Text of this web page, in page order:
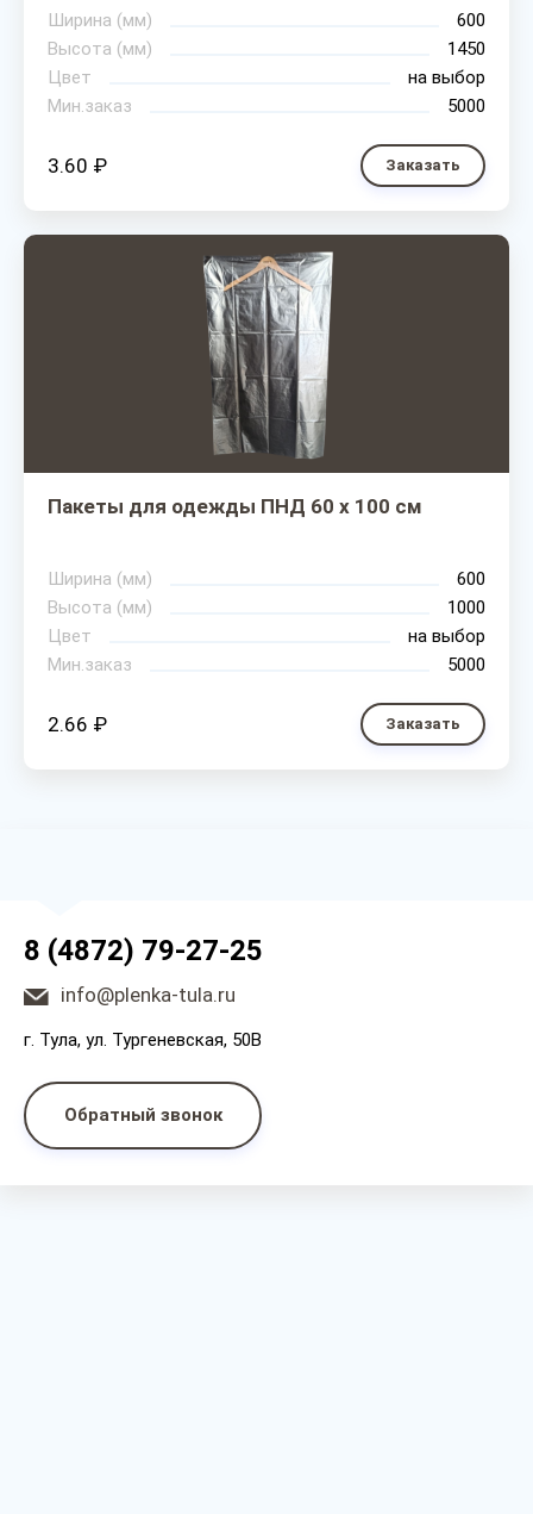
Ширина (мм)
600
Высота (мм)
1450
Цвет
на выбор
Мин.заказ
5000
3.60 ₽ Заказать
Пакеты для одежды ПНД 60 х 100 см
Ширина (мм)
600
Высота (мм)
1000
Цвет
на выбор
Мин.заказ
5000
2.66 ₽ Заказать
8 (4872) 79-27-25
info@plenka-tula.ru
г. Тула, ул. Тургеневская, 50В
Обратный звонок